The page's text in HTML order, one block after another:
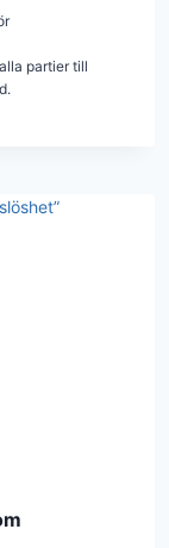
partier till